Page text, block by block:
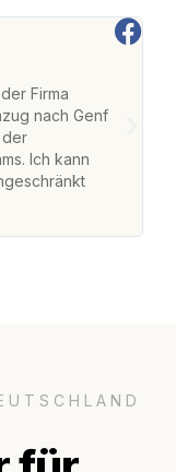
Firma
nach Genf
der
Ich kann